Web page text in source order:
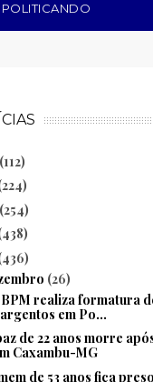
POLITICANDO
(112)
(254)
(26)
BPM realiza formatura
em Po...
de 22 anos morre
Caxambu-MG
de 53 anos fica